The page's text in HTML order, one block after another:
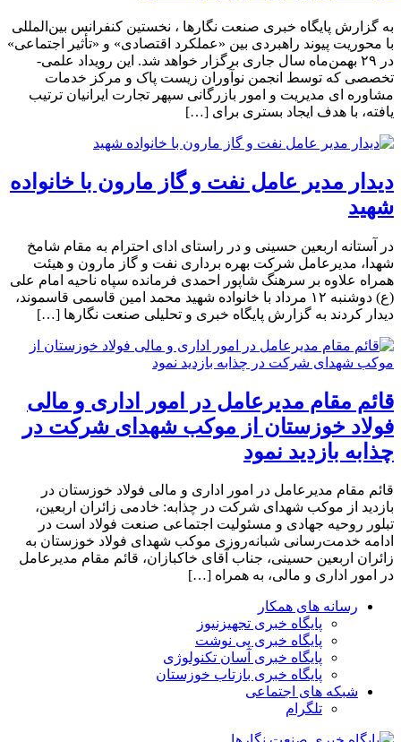
به گزارش پایگاه خبری صنعت نگارها ، نخستین کنفرانس بین‌المللی
با محوریت پیوند راهبردی بین «عملکرد اقتصادی» و «تأثیر اجتماعی»
در ۲۹ بهمن‌ماه سال جاری برگزار خواهد شد. این رویداد علمی-
تخصصی که توسط انجمن نوآوران زیست پاک و مرکز خدمات
مشاوره ای مدیریت و امور بازرگانی سپهر تجارت ایرانیان ترتیب
یافته، با هدف ایجاد بستری برای […]
دیدار مدیر عامل نفت و گاز مارون با خانواده
شهید
در آستانه اربعین حسینی و در راستای ادای احترام به مقام شامخ
شهدا، مدیرعامل شرکت بهره برداری نفت و گاز مارون و هیئت
همراه علاوه بر سرهنگ شاپور احمدی فرمانده سپاه ناحیه امام علی
(ع) دوشنبه ۱۲ مرداد با خانواده شهید محمد امین قاسمی قاسموند،
دیدار کردند به گزارش پایگاه خبری و تحلیلی صنعت نگارها […]
قائم مقام مدیرعامل در امور اداری و مالی
فولاد خوزستان از موکب شهدای شرکت در
چذابه بازدید نمود
قائم مقام مدیرعامل در امور اداری و مالی فولاد خوزستان در
بازدید از موکب شهدای شرکت در چذابه: خادمی زائران اربعین،
تبلور روحیه جهادی و مسئولیت اجتماعی صنعت فولاد است در
ادامه خدمت‌رسانی شبانه‌روزی موکب شهدای فولاد خوزستان به
زائران اربعین حسینی، جناب آقای خاکبازان، قائم مقام مدیرعامل
در امور اداری و مالی، به همراه […]
رسانه های همکار
پایگاه خبری تجهیزنیوز
پایگاه خبری پی نوشت
پایگاه خبری آسان تکنولوژی
پایگاه خبری بازتاب خوزستان
شبکه های اجتماعی
تلگرام